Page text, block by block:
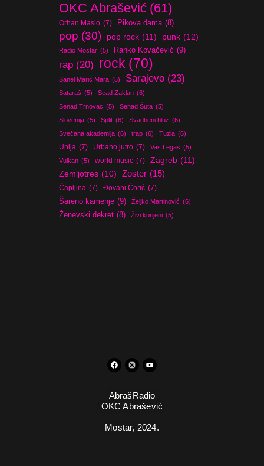
OKC Abrašević (61)
Orhan Maslo (7) Pikova dama (8)
pop (30) pop rock (11) punk (12)
Radio Mostar (5) Ranko Kovačević (9)
rap (20) rock (70)
Sanel Marić Mara (5) Sarajevo (23)
Sataraš (5) Sead Zaklan (6)
Senad Trnovac (5) Senad Šuta (5)
Slovenija (5) Split (6) Svadbeni bluz (6)
Svečana akademija (6) trap (6) Tuzla (6)
Unija (7) Urbano jutro (7) Vas Legas (5)
Vulkan (5) world music (7) Zagreb (11)
Zemljotres (10) Zoster (15)
Čapljina (7) Đovani Ćorić (7)
Šareno kamenje (9) Željko Martinović (6)
Ženevski dekret (8) Živi korijeni (5)
AbrašRadio
OKC Abrašević
Mostar, 2024.